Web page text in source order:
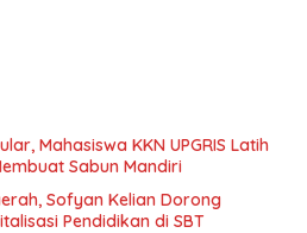
Mahasiswa KKN UPGRIS Latih
Sabun Mandiri
Sofyan Kelian Dorong
Pendidikan di SBT